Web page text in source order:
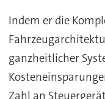
Indem er die
ganzheitlicher
Zahl an